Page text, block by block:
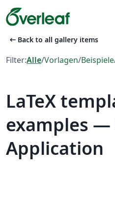
arrow_left_alt Back to all gallery items
Filter:Alle/Vorlagen/Beispiele
LaTeX
examples —
Application